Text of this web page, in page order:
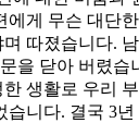
에게 무슨 대단
따졌습니다.
을 닫아 버렸습
생활로 우리
습니다. 결국 3